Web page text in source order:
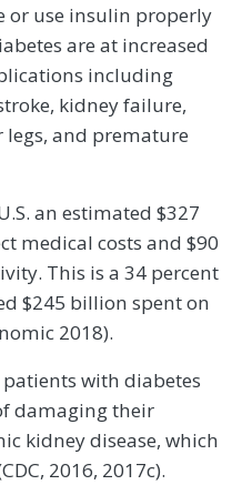
or use insulin properly
are at increased
including
kidney failure,
and premature
an estimated $327
medical costs and $90
This is a 34 percent
$245 billion spent on
2018).
with diabetes
damaging their
kidney disease, which
2016, 2017c).